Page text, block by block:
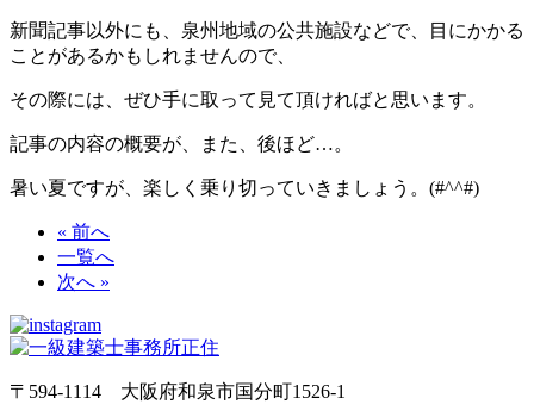
新聞記事以外にも、泉州地域の公共施設などで、目にかかる
ことがあるかもしれませんので、
その際には、ぜひ手に取って見て頂ければと思います。
記事の内容の概要が、また、後ほど…。
暑い夏ですが、楽しく乗り切っていきましょう。(#^^#)
« 前へ
一覧へ
次へ »
〒594-1114 大阪府和泉市国分町1526-1